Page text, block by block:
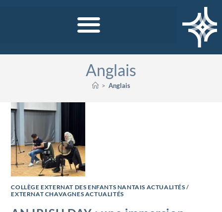
Anglais
> Anglais
COLLÈGE EXTERNAT DES ENFANTS NANTAIS ACTUALITÉS /
EXTERNAT CHAVAGNES ACTUALITÉS